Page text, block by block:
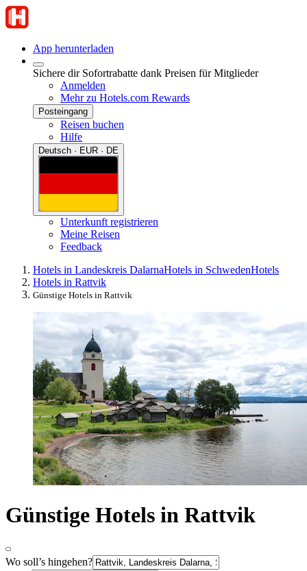
App herunterladen
Sichere dir Sofortrabatte dank Preisen für Mitglieder
Anmelden
Mehr zu Hotels.com Rewards
Posteingang
Reisen buchen
Hilfe
Deutsch · EUR · DE
Unterkunft registrieren
Meine Reisen
Feedback
Hotels in Landeskreis DalarnaHotels in SchwedenHotels
Hotels in Rattvik
Günstige Hotels in Rattvik
Günstige Hotels in Rattvik
Wo soll’s hingehen?